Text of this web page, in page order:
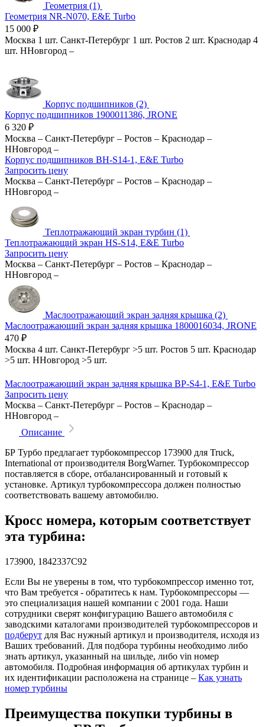
Геометрия (1)
Геометрия NR-N070, E&E Turbo
15 000 ₽
Москва 1 шт. Санкт-Петербург 1 шт. Ростов 2 шт. Краснодар 4
шт. ННовгород –
Корпус подшипников (2)
Корпус подшипников 1900011386, JRONE
6 320 ₽
Москва – Санкт-Петербург – Ростов – Краснодар –
ННовгород –
Корпус подшипников BH-S14-1, E&E Turbo
Запросить цену
Москва – Санкт-Петербург – Ростов – Краснодар –
ННовгород –
Теплотражающий экран турбин (1)
Теплотражающий экран HS-S14, E&E Turbo
Запросить цену
Москва – Санкт-Петербург – Ростов – Краснодар –
ННовгород –
Маслоотражающий экран задняя крышка (2)
Маслоотражающий экран задняя крышка 1800016034, JRONE
470 ₽
Москва 4 шт. Санкт-Петербург >5 шт. Ростов 5 шт. Краснодар
>5 шт. ННовгород >5 шт.
Маслоотражающий экран задняя крышка BP-S4-1, E&E Turbo
Запросить цену
Москва – Санкт-Петербург – Ростов – Краснодар –
ННовгород –
Описание
БР Турбо предлагает турбокомпрессор 173900 для Truck,
International от производителя BorgWarner. Турбокомпрессор
поставляется в сборе, отбалансированный и готовый к
установке. Артикул турбокомпрессора должен полностью
соответствовать вашему автомобилю.
Кросс номера, которым соответствует
эта турбина:
173900, 1842337C92
Если Вы не уверены в том, что турбокомпрессор именно тот,
что Вам требуется - обратитесь к нам. Турбокомпрессоры —
это специализация нашей компании с 2001 года. Наши
сотрудники сверят конфигурацию Вашего автомобиля с
заводскими каталогами производителей турбокомпрессоров и
подберут для Вас нужный артикул и производителя, исходя из
Ваших требований. Для подбора турбины необходимо либо
знать артикул, указанный на шильде, либо vin номер
автомобиля. Подробная информация об артикулах турбин и
их идентификации расположена на странице – Как узнать
номер турбины
Преимущества покупки турбины в